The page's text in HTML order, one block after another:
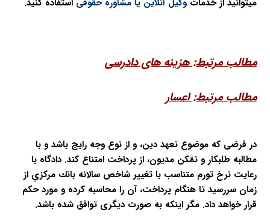
میتوانید از خدمات وکیل آنلاین یامشاوره حقوقی استفاده کنید.
مطالب مرتبط:هزینه های دادرسی
مطالب مرتبط:اعسار
در فرضی که موضوع تعهد دين، و از نوع وجه رايج باشد و با
مطالبه طلبکار و تمّكن مديون، از پرداخت امتناع کند. دادگاه با
رعايت نرخ تورم متناسب با تغيير شاخص سالانه بانك مركزي از
زمان سررسيد تا هنگام پرداخت، آن را محاسبه کرده و مورد حكم
قرار خواهد داد. مگر اينكه به صورت دیگری توافق شده باشد.